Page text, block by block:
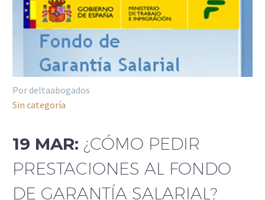
Por deltaabogados
Sin categoría
19 MAR: ¿CÓMO PEDIR
PRESTACIONES AL FONDO
DE GARANTÍA SALARIAL?